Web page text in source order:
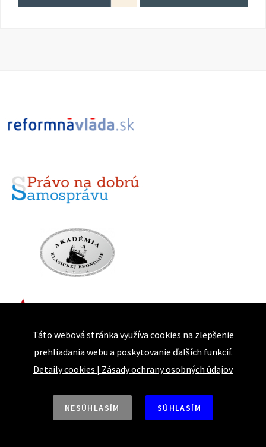
Táto webová stránka využíva cookies na zlepšenie
prehliadania webu a poskytovanie ďalších funkcií.
Detaily cookies | Zásady ochrany osobných údajov
NESÚHLASÍM SÚHLASÍM